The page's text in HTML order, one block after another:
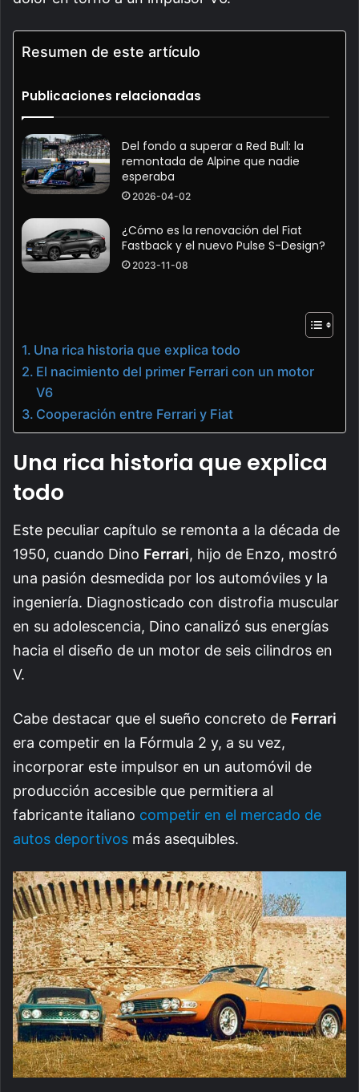
Resumen de este artículo
Publicaciones relacionadas
Del fondo a superar a Red Bull: la
remontada de Alpine que nadie
esperaba
2026-04-02
¿Cómo es la renovación del Fiat
Fastback y el nuevo Pulse S-Design?
2023-11-08
Una rica historia que explica todo
El nacimiento del primer Ferrari con un motor
V6
Cooperación entre Ferrari y Fiat
Una rica historia que explica
todo
Este peculiar capítulo se remonta a la década de
1950, cuando Dino Ferrari, hijo de Enzo, mostró
una pasión desmedida por los automóviles y la
ingeniería. Diagnosticado con distrofia muscular
en su adolescencia, Dino canalizó sus energías
hacia el diseño de un motor de seis cilindros en
V.
Cabe destacar que el sueño concreto de Ferrari
era competir en la Fórmula 2 y, a su vez,
incorporar este impulsor en un automóvil de
producción accesible que permitiera al
fabricante italiano competir en el mercado de
autos deportivos más asequibles.